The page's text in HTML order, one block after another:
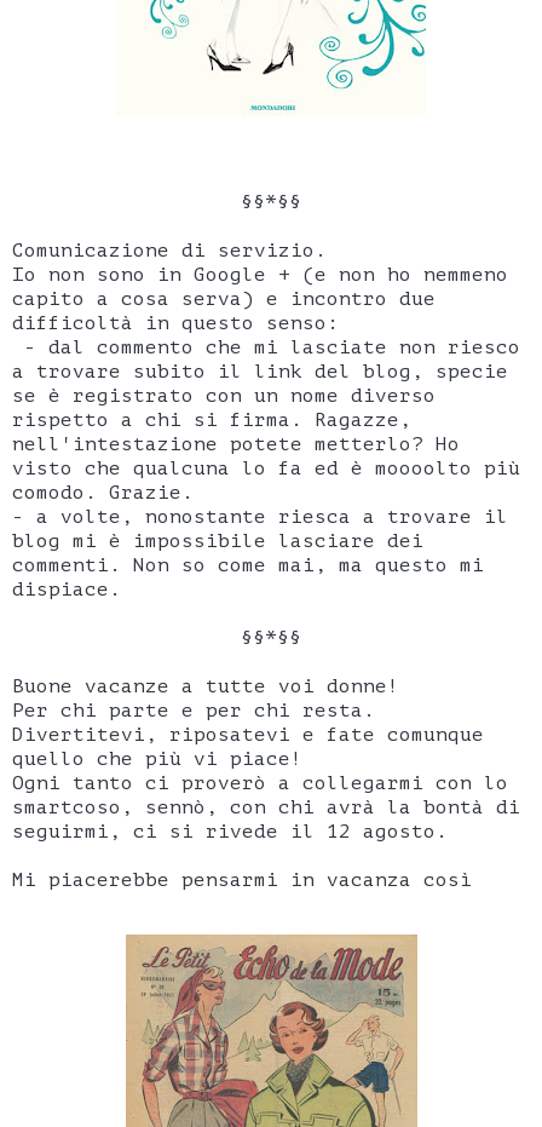
§§*§§
Comunicazione di servizio.
Io non sono in Google + (e non ho nemmeno
capito a cosa serva) e incontro due
difficoltà in questo senso:
- dal commento che mi lasciate non riesco
a trovare subito il link del blog, specie
se è registrato con un nome diverso
rispetto a chi si firma. Ragazze,
nell'intestazione potete metterlo? Ho
visto che qualcuna lo fa ed è moooolto più
comodo. Grazie.
- a volte, nonostante riesca a trovare il
blog mi è impossibile lasciare dei
commenti. Non so come mai, ma questo mi
dispiace.
§§*§§
Buone vacanze a tutte voi donne!
Per chi parte e per chi resta.
Divertitevi, riposatevi e fate comunque
quello che più vi piace!
Ogni tanto ci proverò a collegarmi con lo
smartcoso, sennò, con chi avrà la bontà di
seguirmi, ci si rivede il 12 agosto.
Mi piacerebbe pensarmi in vacanza così